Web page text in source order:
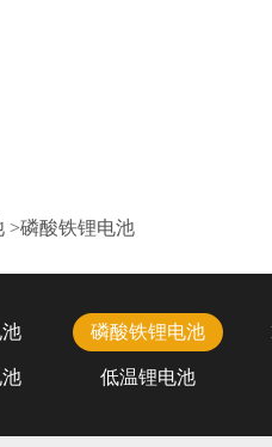
>磷酸铁锂电池
磷酸铁锂电池
低温锂电池